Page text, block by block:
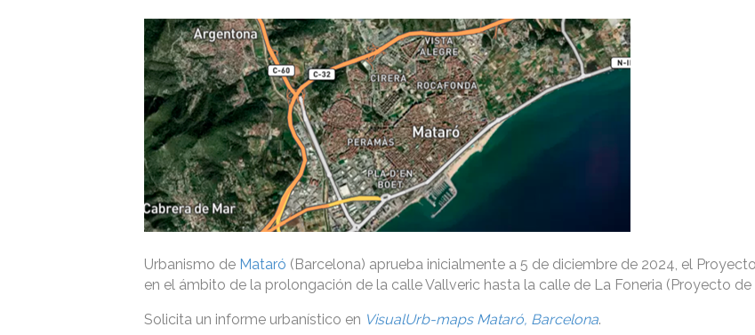
Urbanismo de Mataró (Barcelona) aprueba inicialmente a 5 de diciembre de 2024, el
en el ámbito de la prolongación de la calle Vallveric hasta la calle de La Foneria (Proyecto de
Solicita un informe urbanístico en VisualUrb-maps Mataró, Barcelona.